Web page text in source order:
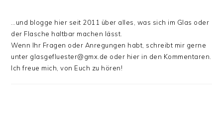
…und blogge hier seit 2011 über alles, was sich im Glas oder
der Flasche haltbar machen lässt.
Wenn Ihr Fragen oder Anregungen habt, schreibt mir gerne
unter glasgefluester@gmx.de oder hier in den Kommentaren.
Ich freue mich, von Euch zu hören!